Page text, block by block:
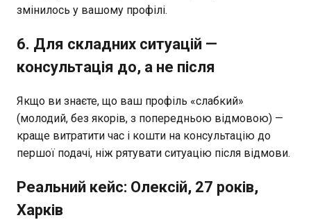
змінилось у вашому профілі.
6. Для складних ситуацій —
консультація до, а не після
Якщо ви знаєте, що ваш профіль «слабкий»
(молодий, без якорів, з попередньою відмовою) —
краще витратити час і кошти на консультацію до
першої подачі, ніж рятувати ситуацію після відмови.
Реальний кейс: Олексій, 27 років,
Харків